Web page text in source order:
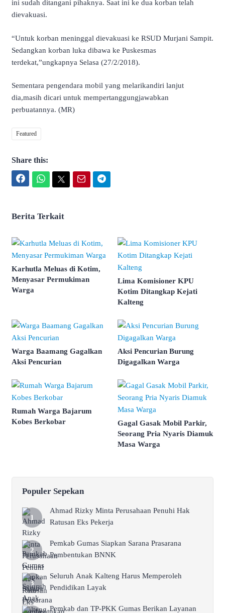
ini sudah ditangani pihaknya. Saat ini ke dua korban telah
dievakuasi.
“Untuk korban meninggal dievakuasi ke RSUD Murjani Sampit.
Sedangkan korban luka dibawa ke Puskesmas
terdekat,”ungkapnya Selasa (27/2/2018).
Sementara pengendara mobil yang melarikandiri lanjut
dia,masih dicari untuk mempertanggungjawabkan
perbuatannya. (MR)
Featured
Share this:
Berita Terkait
Karhutla Meluas di Kotim,
Menyasar Permukiman
Warga
Lima Komisioner KPU
Kotim Ditangkap Kejati
Kalteng
Warga Baamang Gagalkan
Aksi Pencurian
Aksi Pencurian Burung
Digagalkan Warga
Rumah Warga Bajarum
Kobes Berkobar
Gagal Gasak Mobil Parkir,
Seorang Pria Nyaris Diamuk
Masa Warga
Populer Sepekan
Ahmad Rizky Minta Perusahaan Penuhi Hak
Ratusan Eks Pekerja
Pemkab Gumas Siapkan Sarana Prasarana
Pembentukan BNNK
Seluruh Anak Kalteng Harus Memperoleh
Pendidikan Layak
Pemkab dan TP-PKK Gumas Berikan Layanan